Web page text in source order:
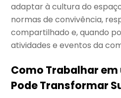
adaptar à cultura do
normas de convivência,
compartilhado e, quando
atividades e eventos da
Como Trabalhar
Pode Transformar